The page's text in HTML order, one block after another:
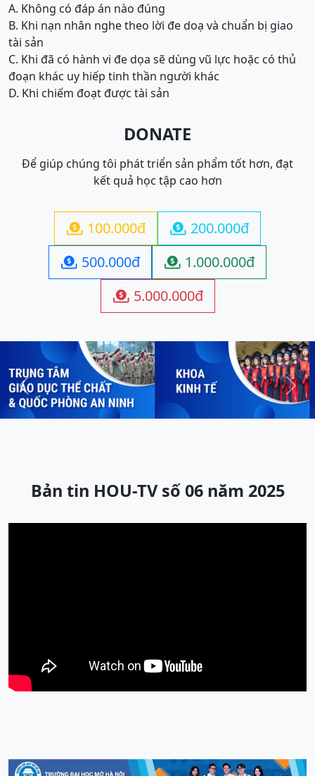
A. Không có đáp án nào đúng
B. Khi nạn nhân nghe theo lời đe doạ và chuẩn bị giao
tài sản
C. Khi đã có hành vi đe dọa sẽ dùng vũ lực hoặc có thủ
đoạn khác uy hiếp tinh thần người khác
D. Khi chiếm đoạt được tài sản
DONATE
Để giúp chúng tôi phát triển sản phẩm tốt hơn, đạt
kết quả học tập cao hơn
 100.000đ  200.000đ
 500.000đ  1.000.000đ
 5.000.000đ
Previous Next
Bản tin HOU-TV số 06 năm 2025